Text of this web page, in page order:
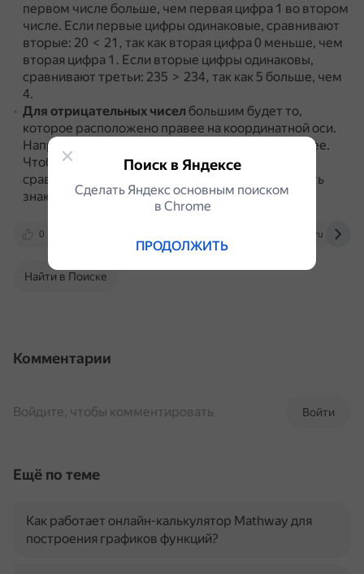
первом числе больше, чем первая цифра 1 во втором
числе. Если первые цифры одинаковые, сравнивают
вторые: 20 < 21, так как вторая цифра 0 меньше, чем
вторая цифра 1. Если вторые цифры одинаковы,
сравнивают третьи: 235 > 234, так как 5 больше, чем
4.
Для отрицательных чисел большим будет то,
которое расположено правее на координатной оси.
Например, 5 > −14, так как 5 расположено правее.
Чтобы сравнить отрицательные числа, нужно
сравнить числа без учёта знака, а после поменять
знак на противоположный.
0 repetitor.1c.ru
Найти в Поиске
Комментарии
Войти
Войдите, чтобы комментировать
Ещё по теме
Как работает онлайн-калькулятор Mathway для
построения графиков функций?
Поиск в Яндексе
Сделать Яндекс основным поиском
в Сhrome
ПРОДОЛЖИТЬ